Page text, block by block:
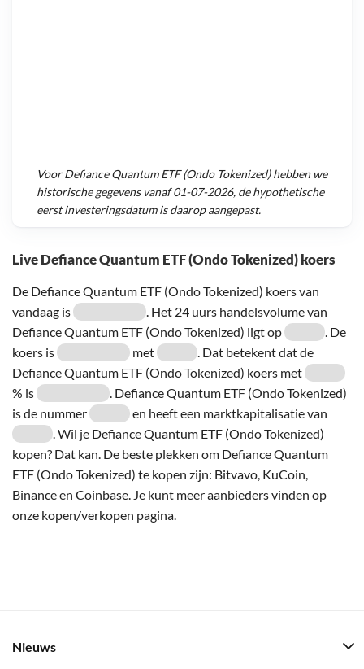
Live Defiance Quantum ETF (Ondo Tokenized) koers
De Defiance Quantum ETF (Ondo Tokenized) koers van
vandaag is
. Het 24 uurs handelsvolume van
Defiance Quantum ETF (Ondo Tokenized) ligt op
. De
koers is
met
. Dat betekent dat de
Defiance Quantum ETF (Ondo Tokenized) koers met
% is
. Defiance Quantum ETF (Ondo Tokenized)
is de nummer
en heeft een marktkapitalisatie van
. Wil je Defiance Quantum ETF (Ondo Tokenized)
kopen? Dat kan. De beste plekken om Defiance Quantum
ETF (Ondo Tokenized) te kopen zijn: Bitvavo, KuCoin,
Binance en Coinbase. Je kunt meer aanbieders vinden op
onze kopen/verkopen pagina.
VoorDefiance Quantum ETF (Ondo Tokenized)hebben we
historische gegevens vanaf01-07-2026, de hypothetische
eerst investeringsdatum is daarop aangepast.
Nieuws